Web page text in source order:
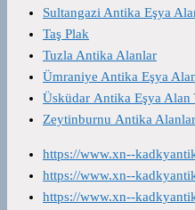
Sultangazi Antika Eşya
Taş Plak
Tuzla Antika Alanlar
Ümraniye Antika Eşya
Üsküdar Antika Eşya Alan
Zeytinburnu Antika Alanlar
https://www.xn--
https://www.xn--
https://www.xn--